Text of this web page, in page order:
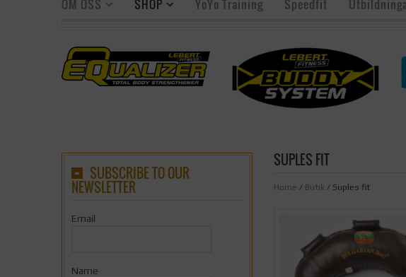
OM OSS SHOP YoYo Training Speedfit
SUPLES FIT
Home / Butik / Suples fit
SUBSCRIBE TO OUR
NEWSLETTER
Email
Name